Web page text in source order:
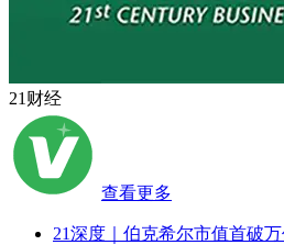
21财经
查看更多
21深度｜伯克希尔市值首破